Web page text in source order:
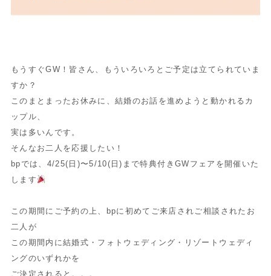
もうすぐGW！皆さん、もういろいろとご予定は立てられていま
すか？
このまとまったお休みに、結婚のお話を進めようと動かれるカ
ップル、
実は多いんです。
そんなお二人を応援したい！
bpでは、4/25(日)〜5/10(日)まで特典付きGWフェアを開催いた
します
この期間にご予約の上、bpに初めてご来店されご相談されたお
二人が
この期間内に結婚式・フォトウェディング・リゾートウェディ
ングのいずれかを
ご決定されると。。。